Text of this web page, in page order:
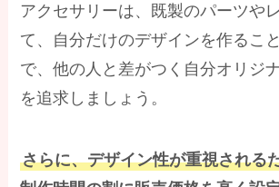
アクセサリーは、既製のパーツや
て、自分だけのデザインを作るこ
で、他の人と差がつく自分オリジ
を追求しましょう。
さらに、デザイン性が重視される